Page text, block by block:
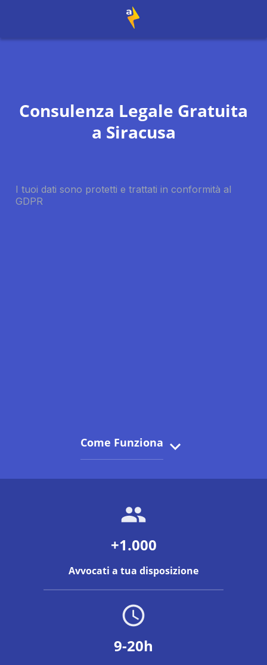
Consulenza Legale Gratuita
a Siracusa
Come Funziona
+1.000
Avvocati a tua disposizione
9-20h